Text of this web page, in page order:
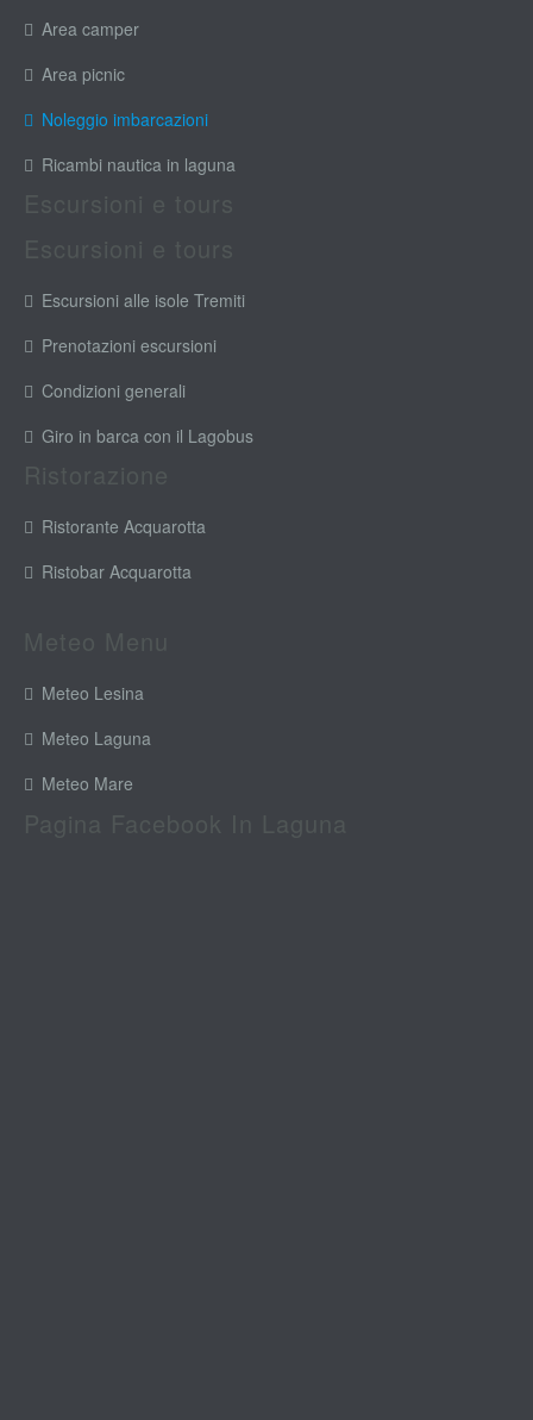
Area camper
Area picnic
Noleggio imbarcazioni
Ricambi nautica in laguna
Escursioni alle isole Tremiti
Prenotazioni escursioni
Condizioni generali
Giro in barca con il Lagobus
Ristorante Acquarotta
Ristobar Acquarotta
Meteo Lesina
Meteo Laguna
Meteo Mare